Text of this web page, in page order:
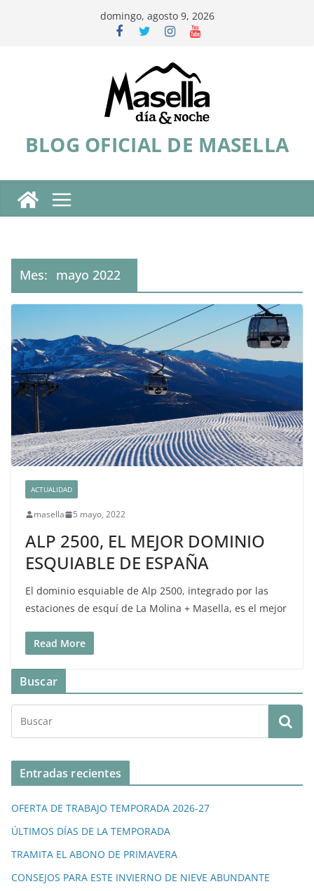
domingo, agosto 9, 2026
BLOG OFICIAL DE MASELLA
Mes: mayo 2022
ACTUALIDAD
masella 5 mayo, 2022
ALP 2500, EL MEJOR DOMINIO
ESQUIABLE DE ESPAÑA
El dominio esquiable de Alp 2500, integrado por las
estaciones de esquí de La Molina + Masella, es el mejor
Read More
Buscar
Entradas recientes
OFERTA DE TRABAJO TEMPORADA 2026-27
ÚLTIMOS DÍAS DE LA TEMPORADA
TRAMITA EL ABONO DE PRIMAVERA
CONSEJOS PARA ESTE INVIERNO DE NIEVE ABUNDANTE